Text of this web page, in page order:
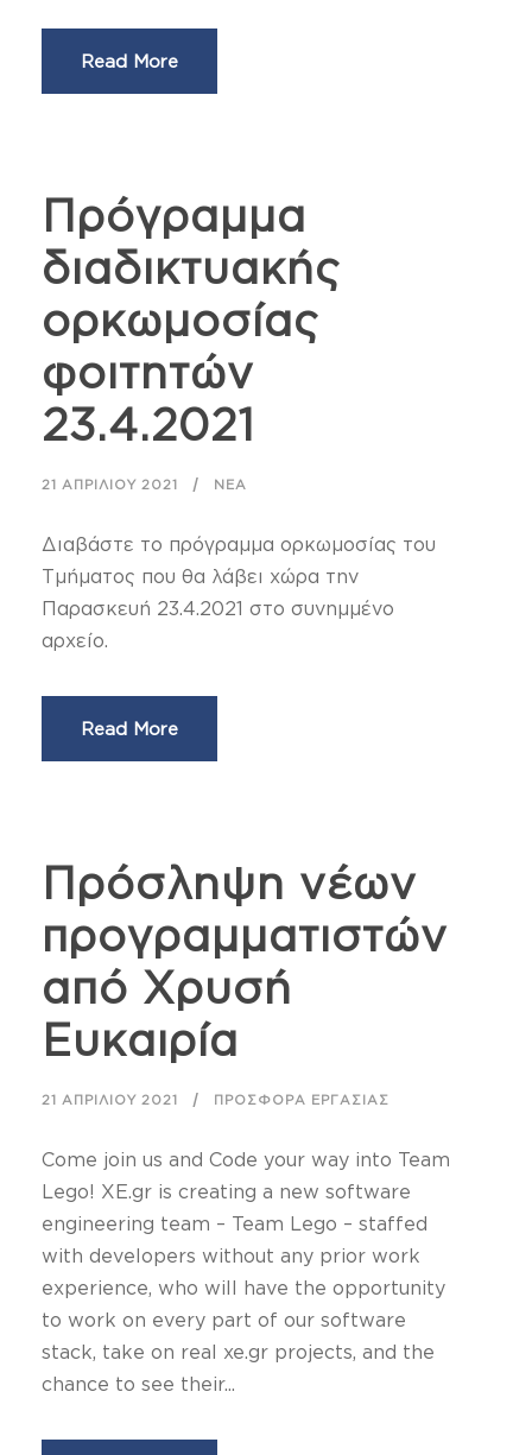
Read More
Πρόγραμμα
διαδικτυακής
ορκωμοσίας
φοιτητών
23.4.2021
21 ΑΠΡΙΛΊΟΥ 2021 ΝΈΑ
Διαβάστε το πρόγραμμα ορκωμοσίας του
Τμήματος που θα λάβει χώρα την
Παρασκευή 23.4.2021 στο συνημμένο
αρχείο.
Read More
Πρόσληψη νέων
προγραμματιστών
από Χρυσή
Ευκαιρία
21 ΑΠΡΙΛΊΟΥ 2021 ΠΡΟΣΦΟΡΆ ΕΡΓΑΣΊΑΣ
Come join us and Code your way into Team
Lego! XE.gr is creating a new software
engineering team – Team Lego – staffed
with developers without any prior work
experience, who will have the opportunity
to work on every part of our software
stack, take on real xe.gr projects, and the
chance to see their...